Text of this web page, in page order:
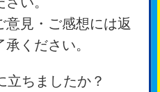
意見・ご感想には返
ください。
立ちましたか？